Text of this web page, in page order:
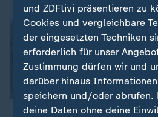
und ZDFtivi präsentieren zu
Cookies und vergleichbare
der eingesetzten Techniken
erforderlich für unser
Zustimmung dürfen wir und
darüber hinaus
speichern und/oder abrufen.
deine Daten ohne deine